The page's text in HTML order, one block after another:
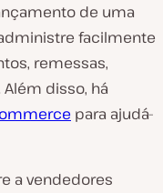
de uma
facilmente
remessas,
disso, há
para ajudá-
a vendedores